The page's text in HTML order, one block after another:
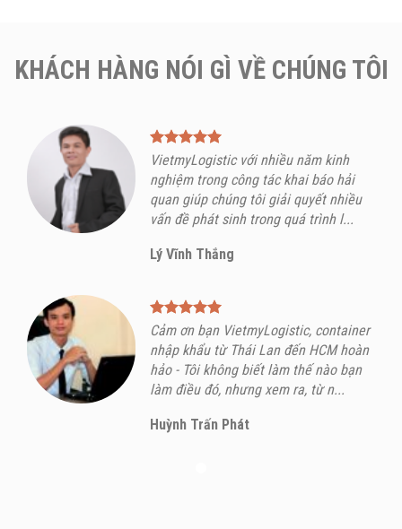
KHÁCH HÀNG NÓI GÌ VỀ CHÚNG TÔI
VietmyLogistic với nhiều năm kinh
nghiệm trong công tác khai báo hải
quan giúp chúng tôi giải quyết nhiều
vấn đề phát sinh trong quá trình l...
Lý Vĩnh Thắng
Cảm ơn bạn VietmyLogistic, container
nhập khẩu từ Thái Lan đến HCM hoàn
hảo - Tôi không biết làm thế nào bạn
làm điều đó, nhưng xem ra, từ n...
Huỳnh Trấn Phát